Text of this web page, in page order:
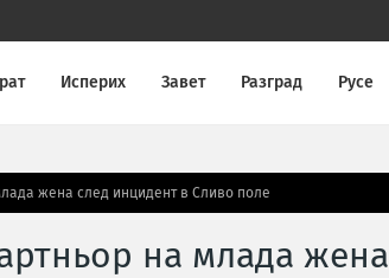
Исперих Завет Разград Русе
жена след инцидент в Сливо поле
на млада жена